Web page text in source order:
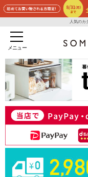
人気のカ
メニュー